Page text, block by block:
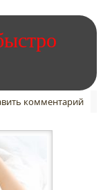
комментарий